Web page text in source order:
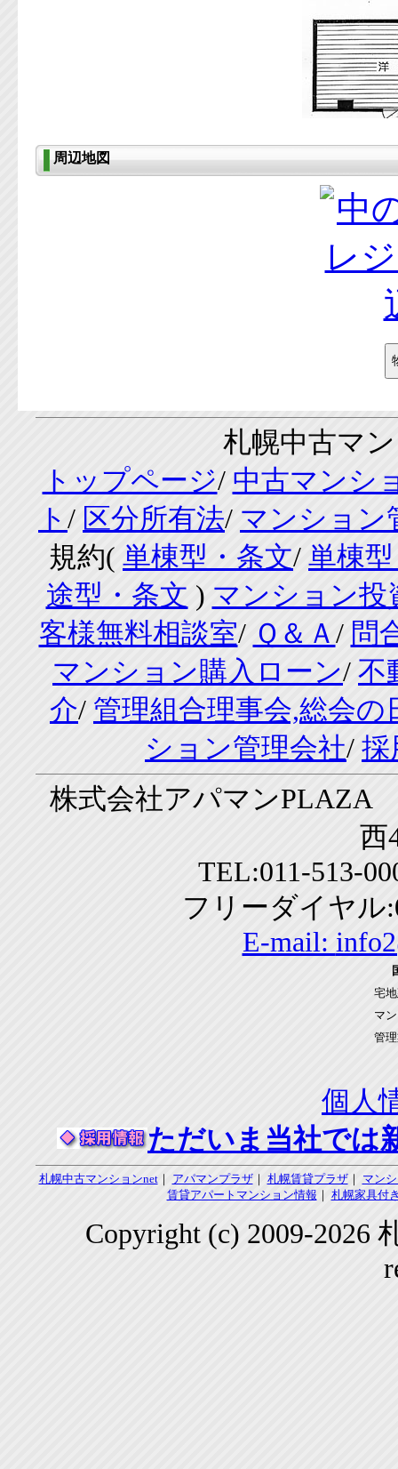
周辺地図
札幌中古マ
トップページ/ 中古マンシ
ト / 区分所有法/ マンション
規約( 単棟型・条文/ 単棟
途型・条文 ) マンション投
客様無料相談室/ Ｑ＆Ａ / 問
マンション購入ローン/ 不
介/ 管理組合理事会,総会の
ション管理会社/ 採
株式会社アパマン
西
TEL:011-513-
フリーダイヤル
E-mail:
宅
マ
管
個人
ただいま当社では
札幌中古マンションnet｜ アパマンプラザ｜ 札幌賃貸プラザ｜ マン
賃貸アパートマンション情報 ｜ 札幌家具付
Copyright (c) 2009-2026